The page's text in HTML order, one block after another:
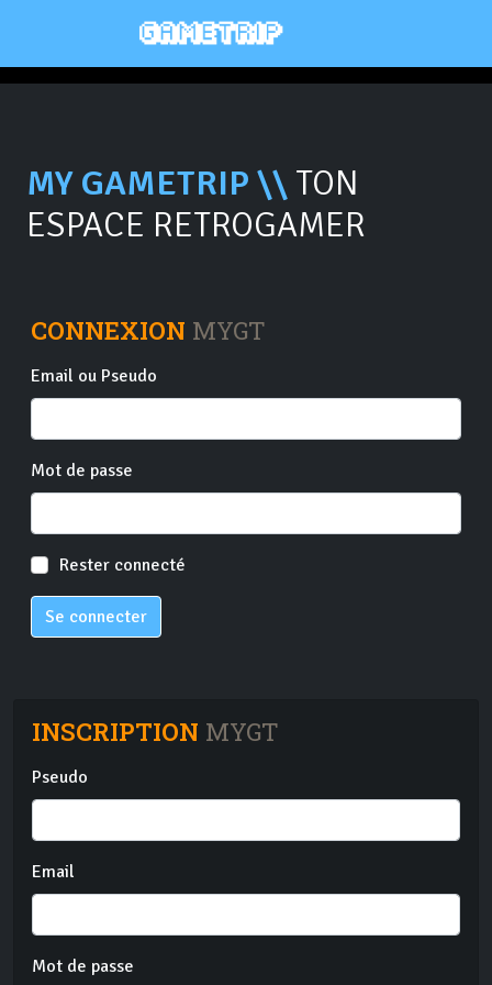
MY GAMETRIP \\ TON
ESPACE RETROGAMER
CONNEXION MYGT
Email ou Pseudo
Mot de passe
Rester connecté
Se connecter
INSCRIPTION MYGT
Pseudo
Email
Mot de passe